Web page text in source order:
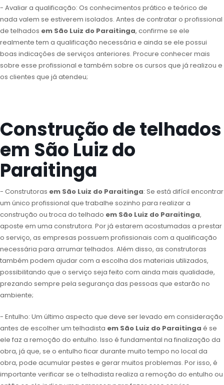
- Avaliar a qualificação: Os conhecimentos prático e teórico de
nada valem se estiverem isolados. Antes de contratar o profissional
de telhados em São Luiz do Paraitinga, confirme se ele
realmente tem a qualificação necessária e ainda se ele possui
boas indicações de serviços anteriores. Procure conhecer mais
sobre esse profissional e também sobre os cursos que já realizou e
os clientes que já atendeu;
Construção de telhados
em São Luiz do
Paraitinga
- Construtoras em São Luiz do Paraitinga: Se está difícil encontrar
um único profissional que trabalhe sozinho para realizar a
construção ou troca do telhado em São Luiz do Paraitinga,
aposte em uma construtora. Por já estarem acostumadas a prestar
o serviço, as empresas possuem profissionais com a qualificação
necessária para arrumar telhados. Além disso, as construtoras
também podem ajudar com a escolha dos materiais utilizados,
possibilitando que o serviço seja feito com ainda mais qualidade,
prezando sempre pela segurança das pessoas que estarão no
ambiente;
- Entulho: Um último aspecto que deve ser levado em consideração
antes de escolher um telhadista em São Luiz do Paraitinga é se
ele faz a remoção do entulho. Isso é fundamental na finalização da
obra, já que, se o entulho ficar durante muito tempo no local da
obra, pode acumular pestes e gerar muitos problemas. Por isso, é
importante verificar se o telhadista realiza a remoção do entulho ou